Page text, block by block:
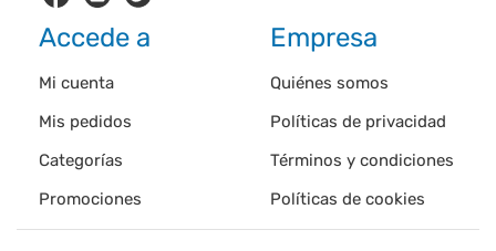
Accede a
Mi cuenta
Mis pedidos
Categorías
Promociones
Empresa
Quiénes somos
Políticas de privacidad
Términos y condiciones
Políticas de cookies